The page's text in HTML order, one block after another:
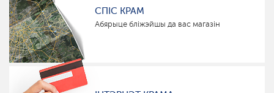
СПІС КРАМ
Абярыце бліжэйшы да вас магазін